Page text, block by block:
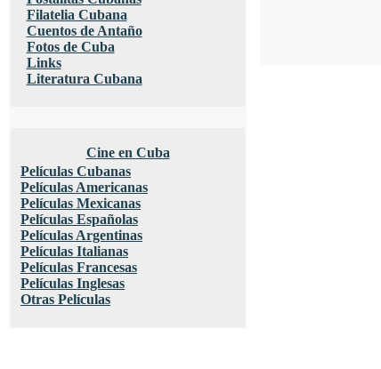
Filatelia Cubana
Cuentos de Antaño
Fotos de Cuba
Links
Literatura Cubana
Cine en Cuba
Películas Cubanas
Películas Americanas
Películas Mexicanas
Películas Españolas
Películas Argentinas
Películas Italianas
Películas Francesas
Películas Inglesas
Otras Películas